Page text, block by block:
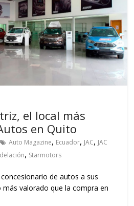
el local más
en Quito
Auto Magazine, Ecuador, JAC, JAC
, Starmotors
de autos a sus
valorado que la compra en